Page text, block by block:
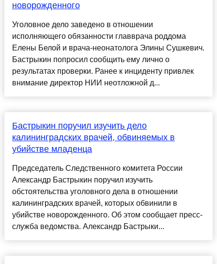
новорожденного
Уголовное дело заведено в отношении
исполняющего обязанности главврача роддома
Елены Белой и врача-неонатолога Элины Сушкевич.
Бастрыкин попросил сообщить ему лично о
результатах проверки. Ранее к инциденту привлек
внимание директор НИИ неотложной д...
Бастрыкин поручил изучить дело
калининградских врачей, обвиняемых в
убийстве младенца
Председатель Следственного комитета России
Александр Бастрыкин поручил изучить
обстоятельства уголовного дела в отношении
калининградских врачей, которых обвинили в
убийстве новорожденного. Об этом сообщает пресс-
служба ведомства. Александр Бастрыки...